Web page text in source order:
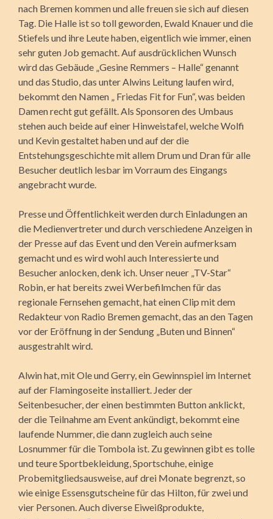
nach Bremen kommen und alle freuen sie sich auf diesen
Tag. Die Halle ist so toll geworden, Ewald Knauer und die
Stiefels und ihre Leute haben, eigentlich wie immer, einen
sehr guten Job gemacht. Auf ausdrücklichen Wunsch
wird das Gebäude „Gesine Remmers – Halle“ genannt
und das Studio, das unter Alwins Leitung laufen wird,
bekommt den Namen „ Friedas Fit for Fun“, was beiden
Damen recht gut gefällt. Als Sponsoren des Umbaus
stehen auch beide auf einer Hinweistafel, welche Wolfi
und Kevin gestaltet haben und auf der die
Entstehungsgeschichte mit allem Drum und Dran für alle
Besucher deutlich lesbar im Vorraum des Eingangs
angebracht wurde.
Presse und Öffentlichkeit werden durch Einladungen an
die Medienvertreter und durch verschiedene Anzeigen in
der Presse auf das Event und den Verein aufmerksam
gemacht und es wird wohl auch Interessierte und
Besucher anlocken, denk ich. Unser neuer „TV-Star“
Robin, er hat bereits zwei Werbefilmchen für das
regionale Fernsehen gemacht, hat einen Clip mit dem
Redakteur von Radio Bremen gemacht, das an den Tagen
vor der Eröffnung in der Sendung „Buten und Binnen“
ausgestrahlt wird.
Alwin hat, mit Ole und Gerry, ein Gewinnspiel im Internet
auf der Flamingoseite installiert. Jeder der
Seitenbesucher, der einen bestimmten Button anklickt,
der die Teilnahme am Event ankündigt, bekommt eine
laufende Nummer, die dann zugleich auch seine
Losnummer für die Tombola ist. Zu gewinnen gibt es tolle
und teure Sportbekleidung, Sportschuhe, einige
Probemitgliedsausweise, auf drei Monate begrenzt, so
wie einige Essensgutscheine für das Hilton, für zwei und
vier Personen. Auch diverse Eiweißprodukte,